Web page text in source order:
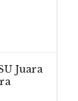
Juara